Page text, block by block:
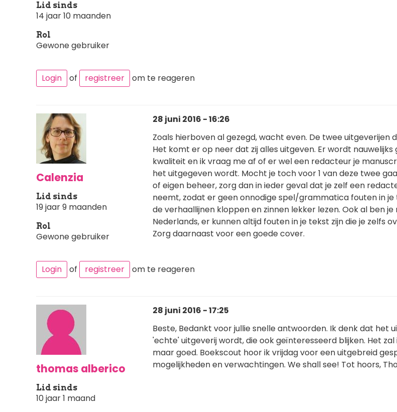
Lid sinds
14 jaar 10 maanden
Rol
Gewone gebruiker
Login of registreer om te reageren
Calenzia
Lid sinds
19 jaar 9 maanden
Rol
Gewone gebruiker
28 juni 2016 - 16:26
Zoals hierboven al gezegd, wacht even. De twee uitgeverijen
Het komt er op neer dat zij alles uitgeven. Er wordt
kwaliteit en ik vraag me af of er wel een redacteur je
het uitgegeven wordt. Mocht je toch voor 1 van deze twee
of eigen beheer, zorg dan in ieder geval dat je zelf een
neemt, zodat er geen onnodige spel/grammatica fouten in
de verhaallijnen kloppen en zinnen lekker lezen. Ook al ben je
Nederlands, er kunnen altijd fouten in je tekst zijn die je zelfs
Zorg daarnaast voor een goede cover.
Login of registreer om te reageren
thomas alberico
Lid sinds
10 jaar 1 maand
28 juni 2016 - 17:25
Beste, Bedankt voor jullie snelle antwoorden. Ik denk dat het
'echte' uitgeverij wordt, die ook geïnteresseerd blijken. Het zal
maar goed. Boekscout hoor ik vrijdag voor een uitgebreid
mogelijkheden en verwachtingen. We shall see! Tot hoors,